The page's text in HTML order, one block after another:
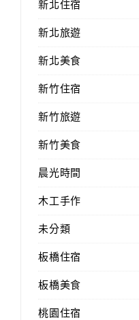
新北住宿
新北旅遊
新北美食
新竹住宿
新竹旅遊
新竹美食
晨光時間
木工手作
未分類
板橋住宿
板橋美食
桃園住宿